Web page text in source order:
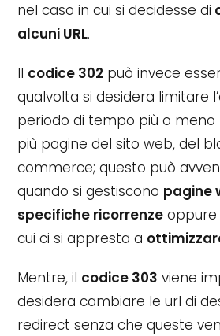
nel caso in cui si decidesse di
alcuni URL.
Il codice 302 può invece
qualvolta si desidera limitare
periodo di tempo più o meno
più pagine del sito web, del
commerce; questo può
quando si gestiscono pagine
specifiche ricorrenze
cui ci si appresta a
Mentre, il codice 303 viene
desidera cambiare le url di
redirect senza che queste